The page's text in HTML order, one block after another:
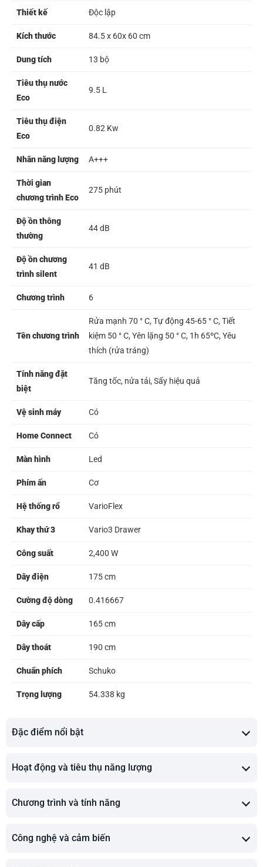
Thiết kế Độc lập
Kích thước 84.5 x 60x 60 cm
Dung tích 13 bộ
Tiêu thụ nước
Eco
9.5 L
Tiêu thụ điện
Eco
0.82 Kw
Nhãn năng lượng A+++
Thời gian
chương trình Eco
275 phút
Độ ồn thông
thường
44 dB
Độ ồn chương
trình silent
41 dB
Chương trình 6
Tên chương trình
Rửa mạnh 70 ° C, Tự động 45-65 ° C, Tiết
kiệm 50 ° C, Yên lặng 50 ° C, 1h 65ºC, Yêu
thích (rửa tráng)
Tính năng đặt
biệt
Tăng tốc, nửa tải, Sấy hiệu quả
Vệ sinh máy Có
Home Connect Có
Màn hình Led
Phím ấn Cơ
Hệ thống rổ VarioFlex
Khay thứ 3 Vario3 Drawer
Công suất 2,400 W
Dây điện 175 cm
Cường độ dòng 0.416667
Dây cấp 165 cm
Dây thoát 190 cm
Chuẩn phích Schuko
Trọng lượng 54.338 kg
Đặc điểm nổi bật
Hoạt động và tiêu thụ năng lượng
Chương trình và tính năng
Công nghệ và cảm biến